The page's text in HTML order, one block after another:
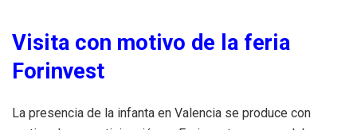
Visita con motivo de la feria
Forinvest
La presencia de la infanta en Valencia se produce con